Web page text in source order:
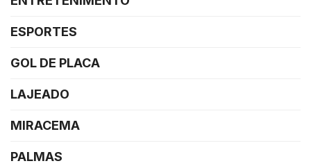
ESPORTES
GOL DE PLACA
LAJEADO
MIRACEMA
PALMAS